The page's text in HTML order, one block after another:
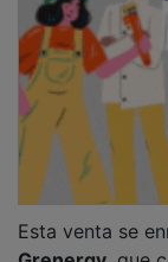
Esta venta se